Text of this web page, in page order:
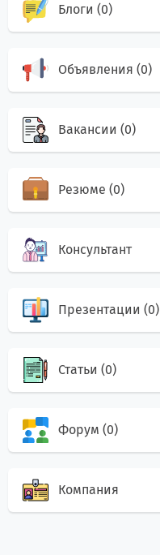
Блоги (0)
Объявления (0)
Вакансии (0)
Резюме (0)
Консультант
Презентации (0)
Статьи (0)
Форум (0)
Компания